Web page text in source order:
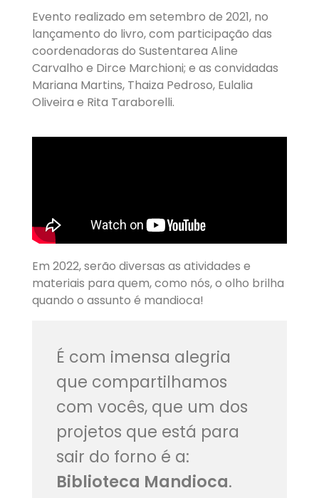
Evento realizado em setembro de 2021, no
lançamento do livro, com participação das
coordenadoras do Sustentarea Aline
Carvalho e Dirce Marchioni; e as convidadas
Mariana Martins, Thaiza Pedroso, Eulalia
Oliveira e Rita Taraborelli.
Em 2022, serão diversas as atividades e
materiais para quem, como nós, o olho brilha
quando o assunto é mandioca!
É com imensa alegria
que compartilhamos
com vocês, que um dos
projetos que está para
sair do forno é a:
Biblioteca Mandioca.